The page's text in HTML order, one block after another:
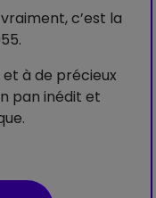
c’est la
à de précieux
pan inédit et